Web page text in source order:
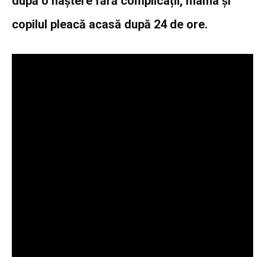
copilul pleacă acasă după 24 de ore.